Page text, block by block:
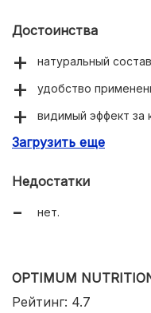
Достоинства
натуральный
удобство
видимый эффект за
хорошая
Загрузить еще
Недостатки
нет.
OPTIMUM
Рейтинг: 4.7